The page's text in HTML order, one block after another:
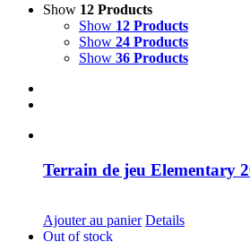
Show 12 Products
Show 12 Products
Show 24 Products
Show 36 Products
Terrain de jeu Elementary
Ajouter au panier Details
Out of stock